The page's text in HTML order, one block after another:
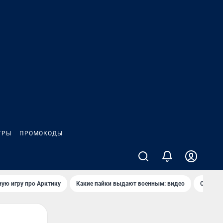
ПРОМОКОДЫ
игру про Арктику Какие пайки выдают военным: видео Самая